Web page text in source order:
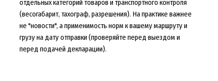
отдельных категорий товаров и транспортного контроля
(весогабарит, тахограф, разрешения). На практике важнее
не "новости", а применимость норм к вашему маршруту и
грузу на дату отправки (проверяйте перед выездом и
перед подачей декларации).